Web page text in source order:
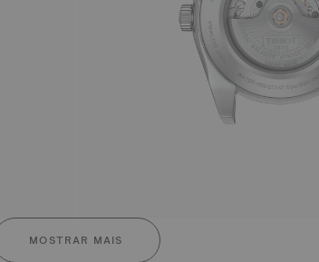
MOSTRAR MAIS